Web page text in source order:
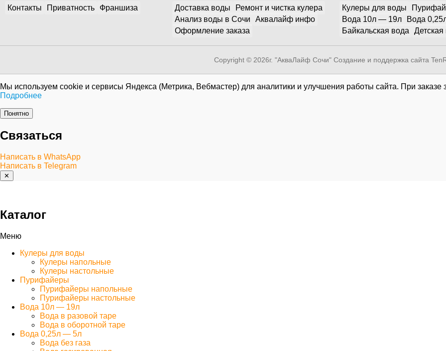
Контакты Приватность Франшиза Доставка воды
Ремонт и чистка кулера
Анализ воды в Сочи
Аквалайф инфо
Оформление заказа
Кулеры для воды
Вода 10л — 19л
Вода
Байкальская вода Детская
Copyright © 2026г. "АкваЛайф Сочи" Создание и поддержка сайта
Мы используем cookie и сервисы Яндекса (Метрика, Вебмастер) для аналитики и улучшения работы сайта. При
Подробнее
Понятно
Связаться
Написать в WhatsApp
Написать в Telegram
✕
Каталог
Меню
Кулеры для воды
Кулеры напольные
Кулеры настольные
Пурифайеры
Пурифайеры напольные
Пурифайеры настольные
Вода 10л — 19л
Вода в разовой таре
Вода в оборотной таре
Вода 0,25л — 5л
Вода без газа